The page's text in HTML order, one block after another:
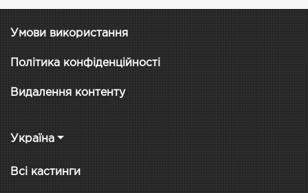
Умови використання
Політика конфіденційності
Видалення контенту
Україна
Всі кастинги